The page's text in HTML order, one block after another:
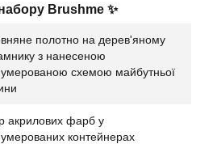
Brushme ✨
полотно на дерев'яному
з нанесеною
схемою майбутньої
акрилових фарб у
контейнерах